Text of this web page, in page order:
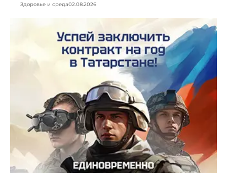
Здоровье и среда02.08.2026